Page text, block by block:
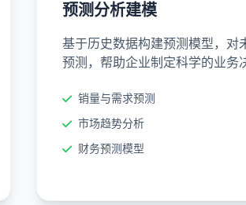
预测分析建模
基于历史数据构建预测模型，对
预测，帮助企业制定科学的业务
销量与需求预测
市场趋势分析
财务预测模型